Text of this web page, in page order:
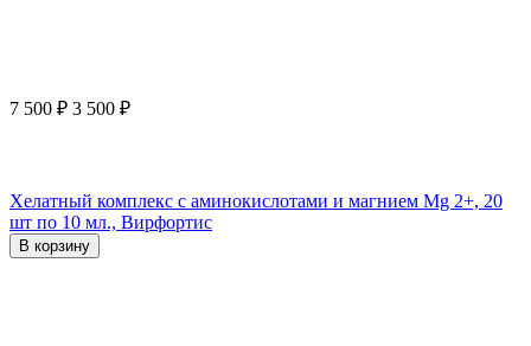
7 500 ₽ 3 500 ₽
Хелатный комплекс с аминокислотами и магнием Mg 2+, 20
шт по 10 мл., Вирфортис
В корзину